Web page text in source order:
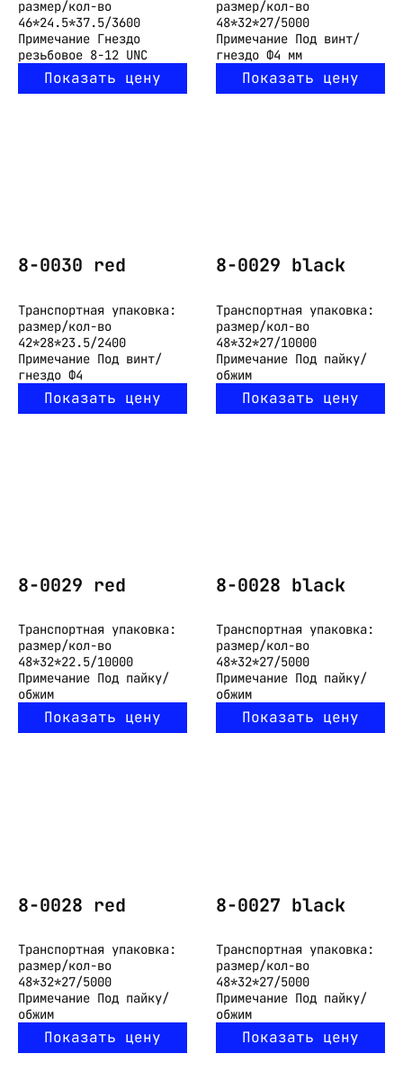
размер/кол-во
46*24.5*37.5/3600
Примечание Гнездо
резьбовое 8-12 UNC
Показать цену
размер/кол-во
48*32*27/5000
Примечание Под винт/
гнездо Ф4 мм
Показать цену
8-0030 red
Транспортная упаковка:
размер/кол-во
42*28*23.5/2400
Примечание Под винт/
гнездо Ф4
Показать цену
8-0029 black
Транспортная упаковка:
размер/кол-во
48*32*27/10000
Примечание Под пайку/
обжим
Показать цену
8-0029 red
Транспортная упаковка:
размер/кол-во
48*32*22.5/10000
Примечание Под пайку/
обжим
Показать цену
8-0028 black
Транспортная упаковка:
размер/кол-во
48*32*27/5000
Примечание Под пайку/
обжим
Показать цену
8-0028 red
Транспортная упаковка:
размер/кол-во
48*32*27/5000
Примечание Под пайку/
обжим
Показать цену
8-0027 black
Транспортная упаковка:
размер/кол-во
48*32*27/5000
Примечание Под пайку/
обжим
Показать цену